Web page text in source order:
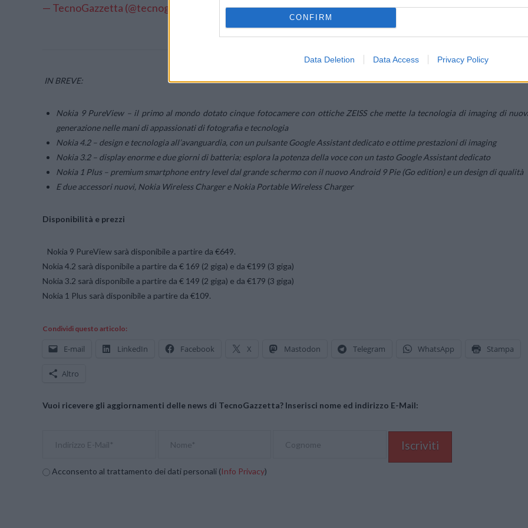
CONFIRM
Data Deletion Data Access Privacy Policy
— TecnoGazzetta (@tecnogazzetta) February 24, 2019
IN BREVE:
Nokia 9 PureView – il primo al mondo dotato cinque fotocamere con ottiche ZEISS che mette la tecnologia di imaging di
generazione nelle mani di appassionati di fotografia e tecnologia
Nokia 4.2 – design e tecnologia all’avanguardia, con un pulsante Google Assistant dedicato e ottime prestazioni di imaging
Nokia 3.2 – display enorme e due giorni di batteria; esplora la potenza della voce con un tasto Google Assistant dedicato
Nokia 1 Plus – premium smartphone entry level dal grande schermo con il nuovo Android 9 Pie (Go edition) e un design di qualità
E due accessori nuovi, Nokia Wireless Charger e Nokia Portable Wireless Charger
Disponibilità e prezzi
Nokia 9 PureView sarà disponibile a partire da €649.
Nokia 4.2 sarà disponibile a partire da € 169 (2 giga) e da €199 (3 giga)
Nokia 3.2 sarà disponibile a partire da € 149 (2 giga) e da €179 (3 giga)
Nokia 1 Plus sarà disponibile a partire da €109.
Condividi questo articolo:
E-mail LinkedIn Facebook X Mastodon Telegram WhatsApp Stampa
Altro
Vuoi ricevere gli aggiornamenti delle news di TecnoGazzetta? Inserisci nome ed indirizzo E-Mail:
Acconsento al trattamento dei dati personali (Info Privacy)